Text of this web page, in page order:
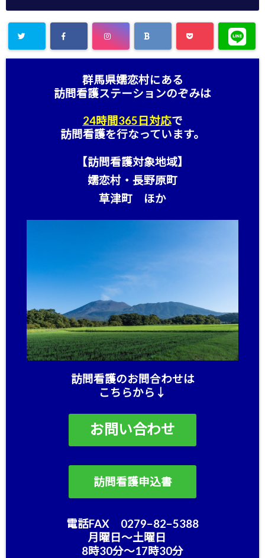
群馬県嬬恋村にある
訪問看護ステーションのぞみは
24時間365日対応で
訪問看護を行なっています。
【訪問看護対象地域】
嬬恋村・長野原町
草津町 ほか
訪問看護のお問合わせは
こちらから↓
お問い合わせ
訪問看護申込書
電話FAX 0279−82−5388
月曜日〜土曜日
8時30分〜17時30分